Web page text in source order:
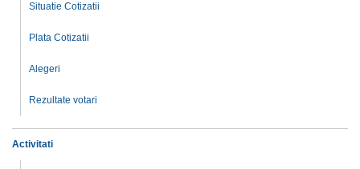
Situatie Cotizatii
Plata Cotizatii
Alegeri
Rezultate votari
Activitati